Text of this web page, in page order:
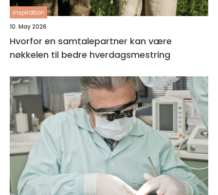
inspiration
10. May 2026
Hvorfor en samtalepartner kan være
nøkkelen til bedre hverdagsmestring